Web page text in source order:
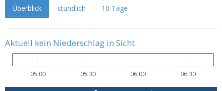
Überblick stündlich 10 Tage
Aktuell kein Niederschlag in Sicht
05:00 05:30 06:00 06:30